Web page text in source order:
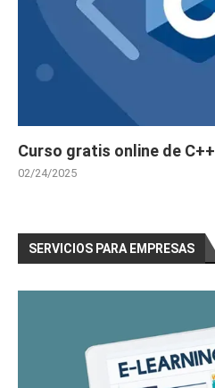
Curso gratis online de C++
02/24/2025
SERVICIOS PARA EMPRESAS